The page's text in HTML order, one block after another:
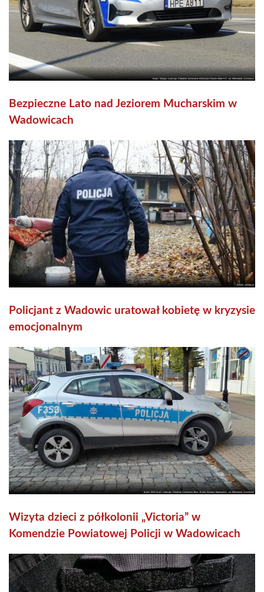
Bezpieczne Lato nad Jeziorem Mucharskim w
Wadowicach
Policjant z Wadowic uratował kobietę w kryzysie
emocjonalnym
Wizyta dzieci z półkolonii „Victoria” w
Komendzie Powiatowej Policji w Wadowicach